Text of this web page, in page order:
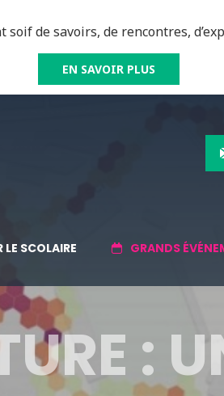
soif de savoirs, de rencontres,
EN SAVOIR PLUS
LE SCOLAIRE GRANDS
: